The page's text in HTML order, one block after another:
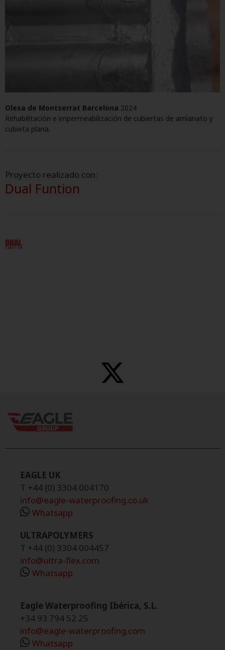
Olesa de Montserrat Barcelona 2024
Rehabilitación e impermeabilización de cubiertas de amianato y
cubieta plana.
Proyecto realizado con:
Dual Funtion
EAGLE UK
T +44 (0) 3304 004170
info@eagle-waterproofing.co.uk
Whatsapp
ULTRAPOLYMERS
T +44 (0) 3304 004457
info@ultra-flex.com
Whatsapp
Eagle Waterproofing Ibérica, S.L.
+34 93 794 52 25
info@eagle-waterproofing.com
Whatsapp